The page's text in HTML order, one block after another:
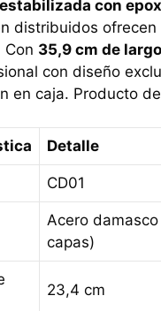
con
distribuidos ofrecen
35,9 cm de
con diseño
en caja. Producto
Detalle
CD01
Acero damasco
capas)
23,4 cm